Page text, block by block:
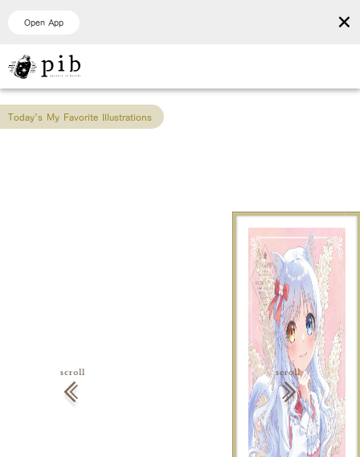
Open App ×
Today's My Favorite Illustrations